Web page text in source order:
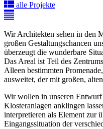
alle Projekte
Wir Architekten sehen in den
großen Gestaltungschancen
überzeugt die wunderbare
Das Areal ist Teil des
Alleen bestimmten
ausweitet, der mit großen,
Wir wollen in unseren
Klosteranlagen anklingen
interpretieren als Element zur
Eingangssituation der